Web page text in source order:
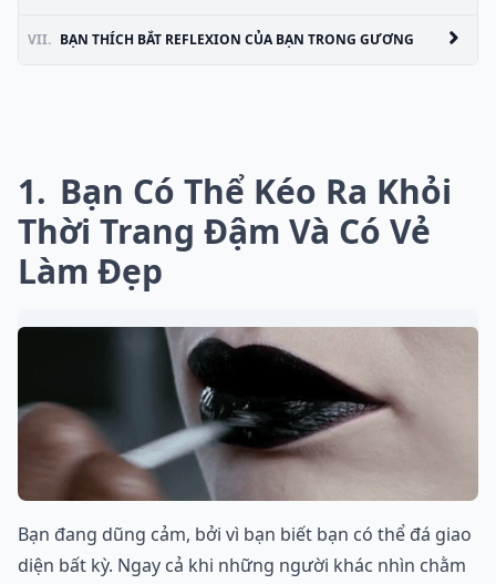
VII. BẠN THÍCH BẮT REFLEXION CỦA BẠN TRONG GƯƠNG
1
Bạn Có Thể Kéo Ra Khỏi
Thời Trang Đậm Và Có Vẻ
Làm Đẹp
Bạn đang dũng cảm, bởi vì bạn biết bạn có thể đá giao
diện bất kỳ. Ngay cả khi những người khác nhìn chằm